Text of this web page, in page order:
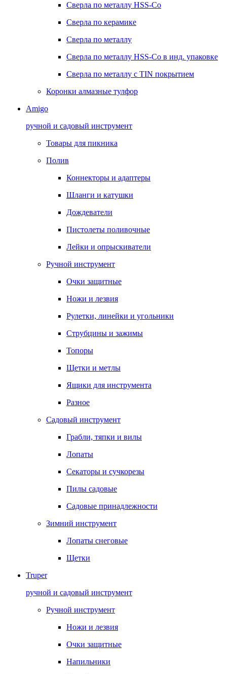
Сверла по металлу HSS-Co
Сверла по керамике
Сверла по металлу
Сверла по металлу HSS-Co в инд. упаковке
Сверла по металлу с TIN покрытием
Коронки алмазные тулфор
Amigo
ручной и садовый инструмент
Товары для пикника
Полив
Коннекторы и адаптеры
Шланги и катушки
Дождеватели
Пистолеты поливочные
Лейки и опрыскиватели
Ручной инструмент
Очки защитные
Ножи и лезвия
Рулетки, линейки и угольники
Струбцины и зажимы
Топоры
Щетки и метлы
Ящики для инструмента
Разное
Садовый инструмент
Грабли, тяпки и вилы
Лопаты
Секаторы и сучкорезы
Пилы садовые
Садовые принадлежности
Зимний инструмент
Лопаты снеговые
Щетки
Truper
ручной и садовый инструмент
Ручной инструмент
Ножи и лезвия
Очки защитные
Напильники